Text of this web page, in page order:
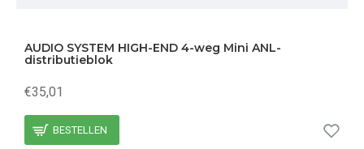
AUDIO SYSTEM HIGH-END 4-weg Mini ANL-
distributieblok
€35,01
BESTELLEN